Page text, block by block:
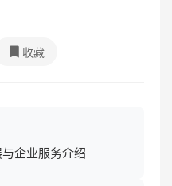
收藏
企业服务介绍